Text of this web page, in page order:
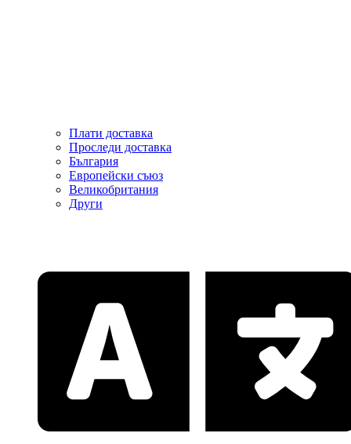
Плати доставка
Проследи доставка
България
Европейски съюз
Великобритания
Други